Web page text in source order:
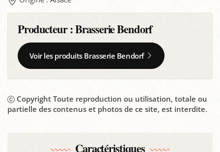
Producteur :Brasserie Bendorf
Voir les produits Brasserie Bendorf
Copyright Toute reproduction ou utilisation, totale ou
partielle des contenus et photos de ce site, est interdite.
Caractéristiques